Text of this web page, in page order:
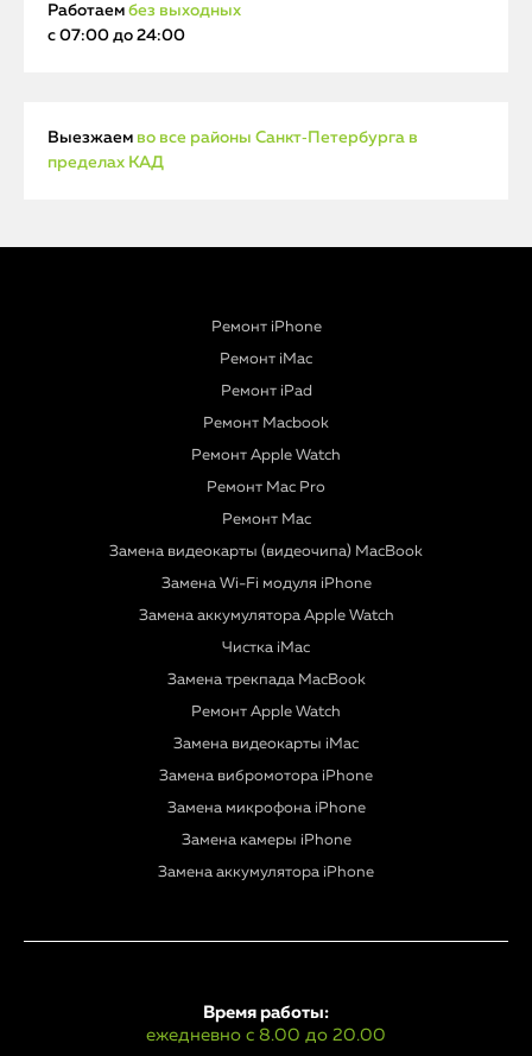
Работаем без выходных
с 07:00 до 24:00
Выезжаем во все районы Санкт‑Петербурга в
пределах КАД
Ремонт iPhone
Ремонт iMac
Ремонт iPad
Ремонт Macbook
Ремонт Apple Watch
Ремонт Mac Pro
Ремонт Mac
Замена видеокарты (видеочипа) MacBook
Замена Wi-Fi модуля iPhone
Замена аккумулятора Apple Watch
Чистка iMac
Замена трекпада MacBook
Ремонт Apple Watch
Замена видеокарты iMac
Замена вибромотора iPhone
Замена микрофона iPhone
Замена камеры iPhone
Замена аккумулятора iPhone
Время работы:
ежедневно с 8.00 до 20.00